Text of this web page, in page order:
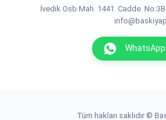
İvedik Osb Mah. 1441. Cadde.
Tüm hakları saklıdır ©